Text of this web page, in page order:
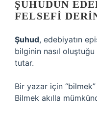
ŞUHUDUN
FELSEFI
Şuhud, edebiyatın
bilginin nasıl
tutar.
Bir yazar için
Bilmek akılla